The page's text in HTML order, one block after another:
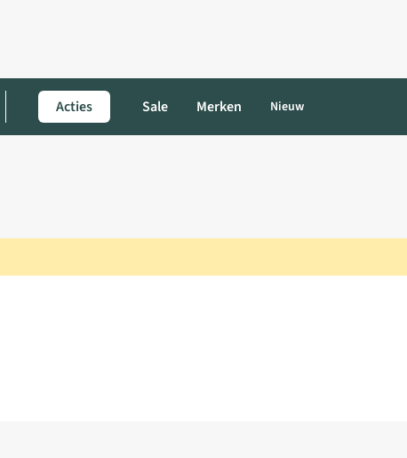
Acties Sale Merken Nieuw